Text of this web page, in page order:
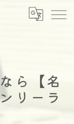
ら【名
リーラ